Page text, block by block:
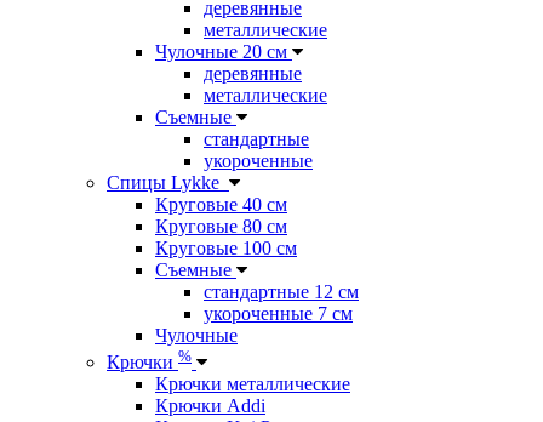
деревянные
металлические
Чулочные 20 см
деревянные
металлические
Съемные
стандартные
укороченные
Спицы Lykke
Круговые 40 см
Круговые 80 см
Круговые 100 см
Съемные
стандартные 12 см
укороченные 7 см
Чулочные
Крючки %
Крючки металлические
Крючки Addi